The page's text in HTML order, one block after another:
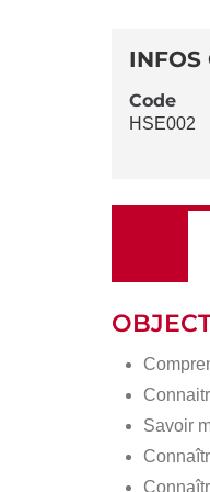
DE
LA
INFOS
Code
HSE002
Savoir